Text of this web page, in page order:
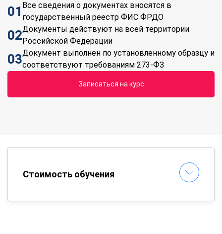
01 Все сведения о документах вносятся в
государственный реестр ФИС ФРДО
02Документы действуют на всей территории
Российской Федерации
03Документ выполнен по установленному образцу и
соответствуют требованиям 273-ФЗ
Записаться на курс
Стоимость обучения